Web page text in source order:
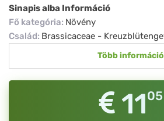
Sinapis alba Információ
Fő kategória: Növény
Család: Brassicaceae -
Több információ
1105